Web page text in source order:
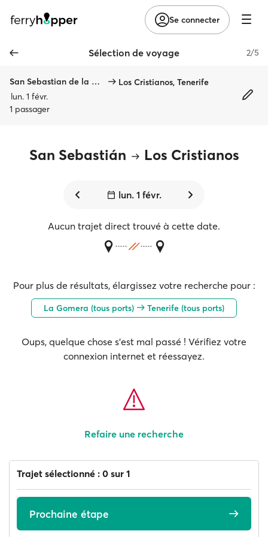
Se connecter
Sélection de voyage 2/5
San Sebastian de la Gomera
Los Cristianos, Tenerife
lun. 1 févr.
1 passager
San Sebastián Los Cristianos
lun. 1 févr.
Aucun trajet direct trouvé à cette date.
Pour plus de résultats, élargissez votre recherche pour :
La Gomera (tous ports) Tenerife (tous ports)
Oups, quelque chose s'est mal passé ! Vérifiez votre
connexion internet et réessayez.
Refaire une recherche
Trajet sélectionné : 0 sur 1
Prochaine étape